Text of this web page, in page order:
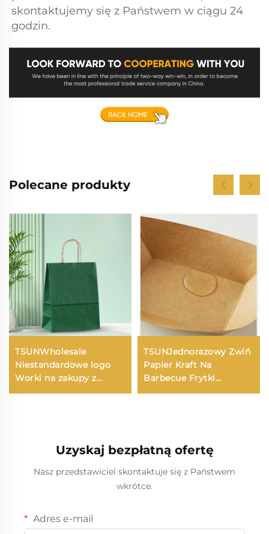
skontaktujemy się z Państwem w ciągu 24
godzin.
Polecane produkty
TSUNWholesale
Niestandardowe logo
Worki na zakupy z
papieru Kraft do
TSUNJednorazowy Zwiń
Papier Kraft Na
Barbecue Frytki
Pieczone Kurczaka
Uzyskaj bezpłatną ofertę
Nasz przedstawiciel skontaktuje się z Państwem
wkrótce.
Adres e-mail